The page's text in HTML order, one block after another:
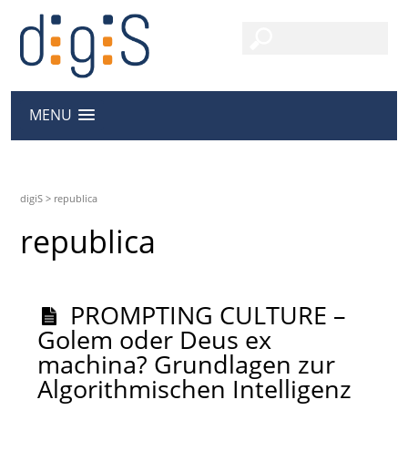
MENU
digiS > republica
republica
PROMPTING CULTURE –
Golem oder Deus ex
machina? Grundlagen zur
Algorithmischen Intelligenz